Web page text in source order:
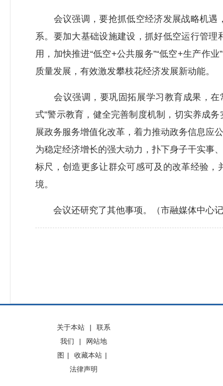
会议强调，要抢抓低空经济发展战略机遇
系。要加大基础设施建设，抓好低空运行管
用，加快推进“低空+公共服务”“低空+生产作
质量发展，有效激发攀枝花经济发展新动能。
会议强调，要巩固拓展学习教育成果，在
式”警示教育，健全完善制度机制，切实养成
展政务服务增值化改革，着力推动政务信息应
为稳定经济增长的强大动力，扑下身子干实事
标尺，创造更多让群众可感可及的改革经验
境。
会议还研究了其他事项。（市融媒体中心
关于本站 |
联系
我们
|
网站地
图 | 收藏本站 |
法律声明